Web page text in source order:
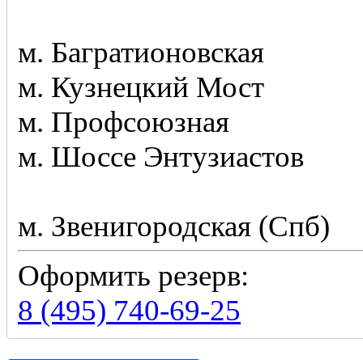
м. Багратионовская
м. Кузнецкий Мост
м. Профсоюзная
м. Шоссе Энтузиастов
м. Звенигородская (Спб)
Оформить резерв:
8 (495) 740-69-25